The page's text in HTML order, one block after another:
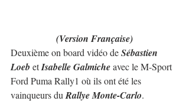
(Version Française)
Deuxième on board vidéo de Sébastien
Loeb et Isabelle Galmiche avec le M-Sport
Ford Puma Rally1 où ils ont été les
vainqueurs du Rallye Monte-Carlo.